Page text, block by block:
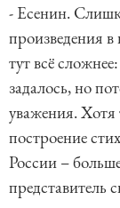
- Есенин.
произведения
тут всё
задалось, но
уважения. Хотя
построение
России –
представитель